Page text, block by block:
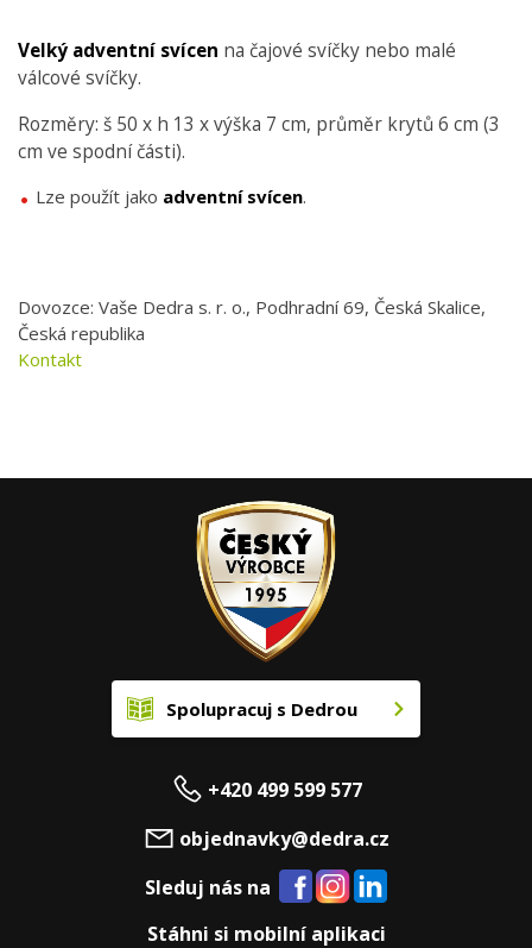
Velký adventní svícen na čajové svíčky nebo malé
válcové svíčky.
Rozměry: š 50 x h 13 x výška 7 cm, průměr krytů 6 cm (3
cm ve spodní části).
Lze použít jako adventní svícen.
Dovozce: Vaše Dedra s. r. o., Podhradní 69, Česká Skalice,
Česká republika
Kontakt
Spolupracuj s Dedrou
+420 499 599 577
objednavky@dedra.cz
Sleduj nás na
Stáhni si mobilní aplikaci